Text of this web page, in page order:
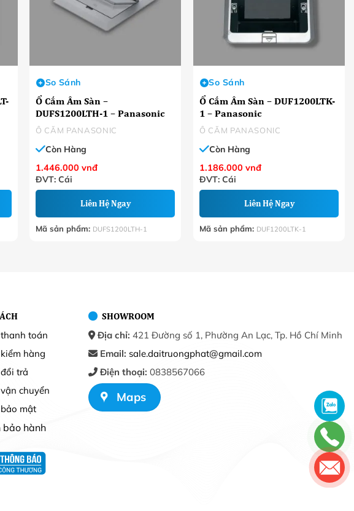
Ổ CẮM PANASONIC
Ổ Cắm Âm Sàn –
DUFS1200LTH-1 – Panasonic
So Sánh
Còn Hàng
1.446.000vnđ
ĐVT: Cái
Liên Hệ Ngay
Mã sản phẩm: DUFS1200LTH-1
Ổ CẮM PANASONIC
Ổ Cắm Âm Sàn – DUF1200LTK-
1 – Panasonic
So Sánh
Còn Hàng
1.186.000 vnđ
ĐVT: Cái
Liên Hệ Ngay
Mã sản phẩm: DUF1200LTK-1
toán
hàng
trả
chuyển
mật
bảo hành
SHOWROOM
Địa chỉ: 421 Đường số 1, Phường An Lạc, Tp. Hồ Chí Minh
Email: sale.daitruongphat@gmail.com
Điện thoại: 0838567066
Maps